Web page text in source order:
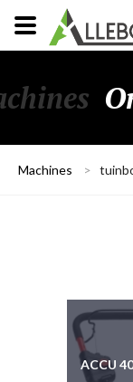
Machines >
ACCU